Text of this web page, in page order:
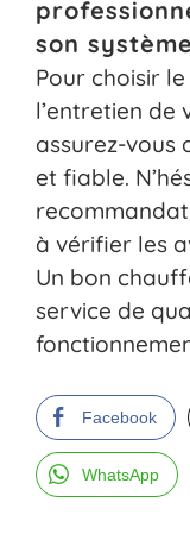
son
Pour choisir
l’entretien
assurez-vous
et fiable.
à vérifier les
Un bon
service de
Facebook
WhatsApp